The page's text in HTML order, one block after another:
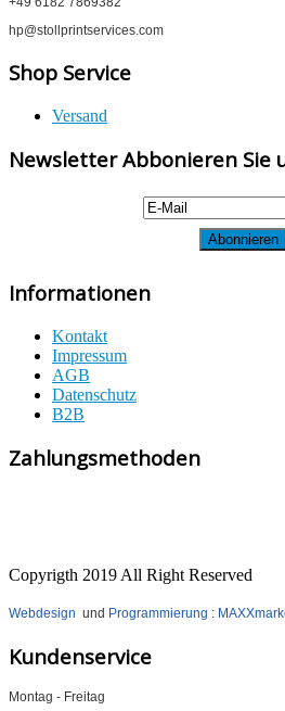
hp@stollprintservices.com
Shop Service
Versand
Newsletter Abbonieren Sie
Informationen
Kontakt
Impressum
AGB
Datenschutz
B2B
Zahlungsmethoden
Copyrigth 2019 All Right Reserved
Webdesign und Programmierung :
Kundenservice
Montag - Freitag